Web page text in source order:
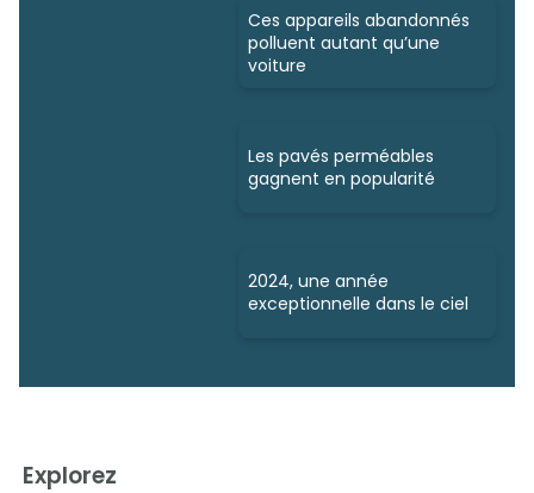
Ces appareils abandonnés
polluent autant qu’une
voiture
Les pavés perméables
gagnent en popularité
2024, une année
exceptionnelle dans le ciel
Explorez